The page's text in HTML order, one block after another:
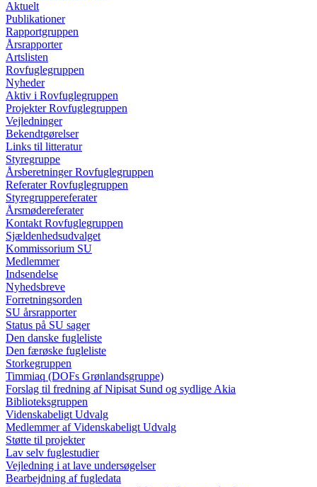
Aktuelt
Publikationer
Rapportgruppen
Årsrapporter
Artslisten
Rovfuglegruppen
Nyheder
Aktiv i Rovfuglegruppen
Projekter Rovfuglegruppen
Vejledninger
Bekendtgørelser
Links til litteratur
Styregruppe
Årsberetninger Rovfuglegruppen
Referater Rovfuglegruppen
Styregruppereferater
Årsmødereferater
Kontakt Rovfuglegruppen
Sjældenhedsudvalget
Kommissorium SU
Medlemmer
Indsendelse
Nyhedsbreve
Forretningsorden
SU årsrapporter
Status på SU sager
Den danske fugleliste
Den færøske fugleliste
Storkegruppen
Timmiaq (DOFs Grønlandsgruppe)
Forslag til fredning af Nipisat Sund og sydlige Akia
Biblioteksgruppen
Videnskabeligt Udvalg
Medlemmer af Videnskabeligt Udvalg
Støtte til projekter
Lav selv fuglestudier
Vejledning i at lave undersøgelser
Bearbejdning af fugledata